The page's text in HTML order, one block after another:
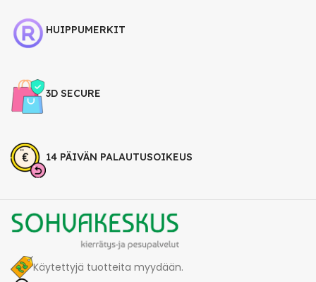
HUIPPUMERKIT
3D SECURE
14 PÄIVÄN PALAUTUSOIKEUS
Käytettyjä tuotteita myydään.